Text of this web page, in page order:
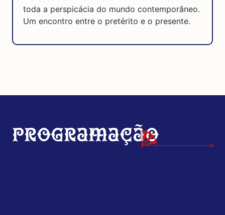
toda a perspicácia do mundo contemporâneo.
Um encontro entre o pretérito e o presente.
Programação